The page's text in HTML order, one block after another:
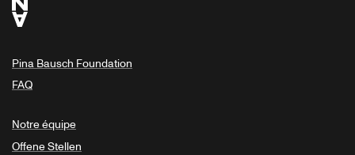
Pina Bausch Foundation
FAQ
Notre équipe
Offene Stellen